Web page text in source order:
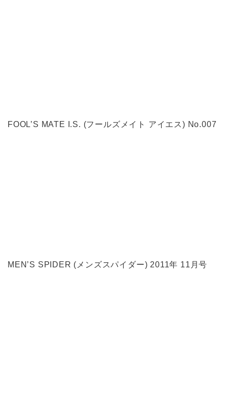
FOOL’S MATE I.S. (フールズメイト アイエス) No.007
MEN’S SPIDER (メンズスパイダー) 2011年 11月号